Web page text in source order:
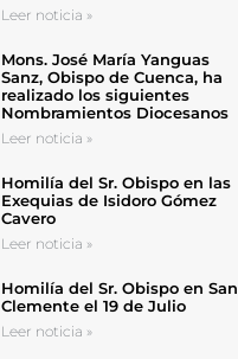
Leer noticia »
Mons. José María Yanguas
Sanz, Obispo de Cuenca, ha
realizado los siguientes
Nombramientos Diocesanos
Leer noticia »
Homilía del Sr. Obispo en las
Exequias de Isidoro Gómez
Cavero
Leer noticia »
Homilía del Sr. Obispo en San
Clemente el 19 de Julio
Leer noticia »